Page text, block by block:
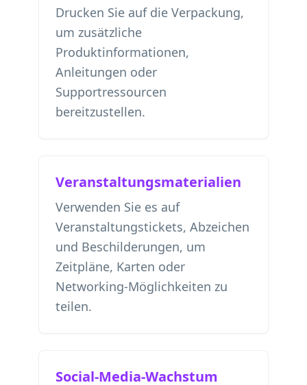
Drucken Sie auf die Verpackung,
um zusätzliche
Produktinformationen,
Anleitungen oder
Supportressourcen
bereitzustellen.
Veranstaltungsmaterialien
Verwenden Sie es auf
Veranstaltungstickets, Abzeichen
und Beschilderungen, um
Zeitpläne, Karten oder
Networking-Möglichkeiten zu
teilen.
Social-Media-Wachstum